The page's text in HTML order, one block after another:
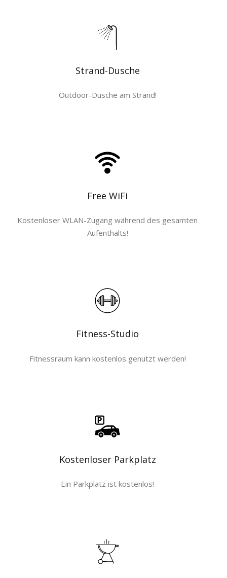
Strand-Dusche
Outdoor-Dusche am Strand!
Free WiFi
Kostenloser WLAN-Zugang während des gesamten
Aufenthalts!
Fitness-Studio
Fitnessraum kann kostenlos genutzt werden!
Kostenloser Parkplatz
Ein Parkplatz ist kostenlos!